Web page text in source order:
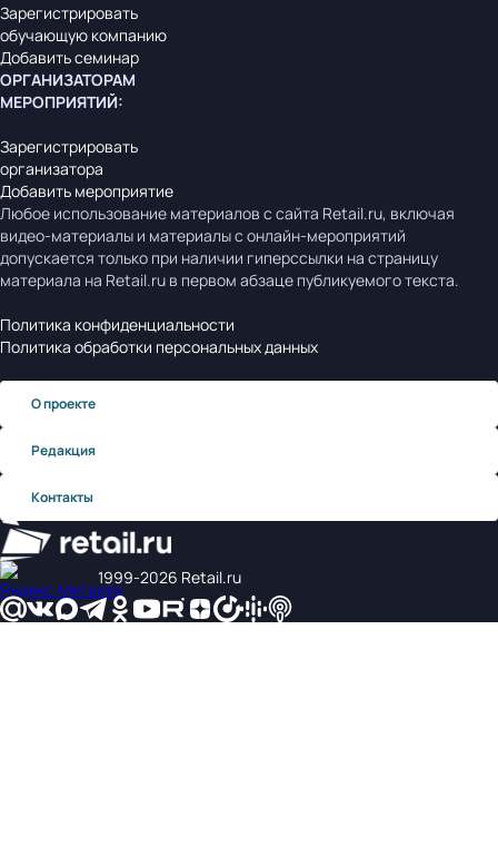
Зарегистрировать
обучающую компанию
Добавить семинар
ОРГАНИЗАТОРАМ
МЕРОПРИЯТИЙ:
Зарегистрировать
организатора
Добавить мероприятие
Любое использование материалов с сайта Retail.ru, включая
видео-материалы и материалы с онлайн-мероприятий
допускается только при наличии гиперссылки на страницу
материала на Retail.ru в первом абзаце публикуемого текста.
Политика конфиденциальности
Политика обработки персональных данных
О проекте
Редакция
Контакты
1999‑2026 Retail.ru